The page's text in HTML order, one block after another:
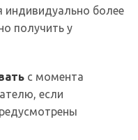
индивидуально более
получить у
с момента
если